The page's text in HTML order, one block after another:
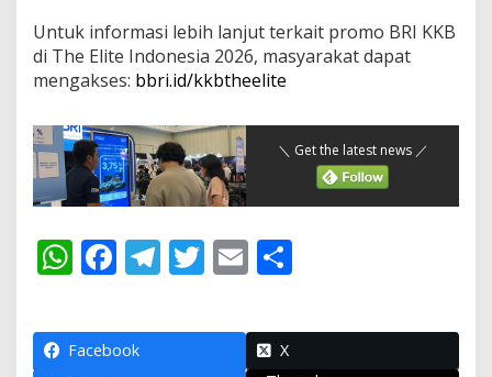
Untuk informasi lebih lanjut terkait promo BRI KKB
di The Elite Indonesia 2026, masyarakat dapat
mengakses: bbri.id/kkbtheelite
＼ Get the latest news ／
W
at
s
F
e
b
T
e
T
itt
E
ai
l
ar
e
Facebook
X